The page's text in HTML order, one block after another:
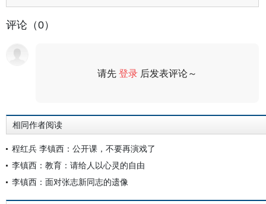
评论（0）
请先登录 后发表评论～
相同作者阅读
程红兵 李镇西：公开课，不要再演戏了
李镇西：教育：请给人以心灵的自由
李镇西：面对张志新同志的遗像